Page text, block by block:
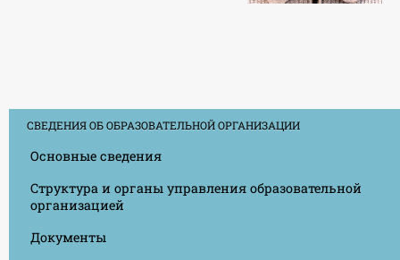
СВЕДЕНИЯ ОБ ОБРАЗОВАТЕЛЬНОЙ ОРГАНИЗАЦИИ
Основные сведения
Структура и органы управления образовательной
организацией
Документы